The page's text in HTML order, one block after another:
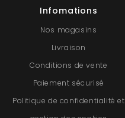
Infomations
Nos magasins
Livraison
Conditions de vente
Paiement sécurisé
Politique de confidentialité et